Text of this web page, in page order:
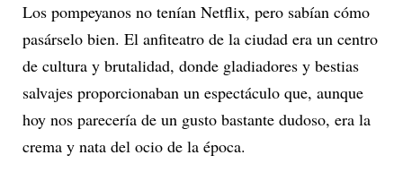
Los pompeyanos no tenían Netflix, pero sabían cómo
pasárselo bien. El anfiteatro de la ciudad era un centro
de cultura y brutalidad, donde gladiadores y bestias
salvajes proporcionaban un espectáculo que, aunque
hoy nos parecería de un gusto bastante dudoso, era la
crema y nata del ocio de la época.